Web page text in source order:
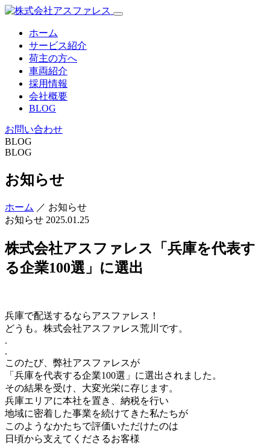
ホーム
サービス紹介
荷主の方へ
車両紹介
採用情報
会社概要
BLOG
お問い合わせ
BLOG
BLOG
お知らせ
ホーム ／ お知らせ
お知らせ 2025.01.25
株式会社アスファレス「兵庫を代表す
る企業100選」に選出
兵庫で配送するならアスファレス！
どうも。株式会社アスファレス荒川です。
.
.
このたび、弊社アスファレスが
「兵庫を代表する企業100選」に選出されました。
その結果を受け、大変光栄に存じます。
兵庫エリアに本社を置き、納税を行い
地域に密着した事業を続けてきた私たちが
このようなかたちで評価いただけたのは
日頃から支えてくださるお客様